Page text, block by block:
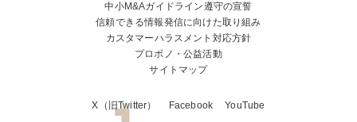
中小M&Aガイドライン遵守の宣誓
信頼できる情報発信に向けた取り組み
カスタマーハラスメント対応方針
プロボノ・公益活動
サイトマップ
X（旧Twitter） Facebook YouTube